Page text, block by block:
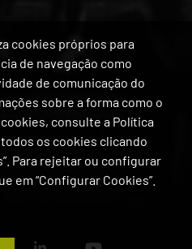
cookies próprios para
de navegação como
de comunicação do
sobre a forma como o
consulte a Política
os cookies clicando
Para rejeitar ou configurar
em “Configurar Cookies”.